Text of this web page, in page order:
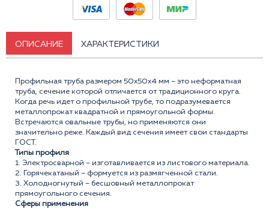
ОПИСАНИЕ ХАРАКТЕРИСТИКИ
Профильная труба размером 50x50x4 мм – это неформатная
труба, сечение которой отличается от традиционного круга.
Когда речь идет о профильной трубе, то подразумевается
металлопрокат квадратной и прямоугольной формы.
Встречаются овальные трубы, но применяются они
значительно реже. Каждый вид сечения имеет свои стандарты
ГОСТ.
Типы профиля
1. Электросварной – изготавливается из листового материала.
2. Горячекатаный – формуется из размягченной стали.
3. Холодногнутый – бесшовный металлопрокат
прямоугольного сечения.
Сферы применения